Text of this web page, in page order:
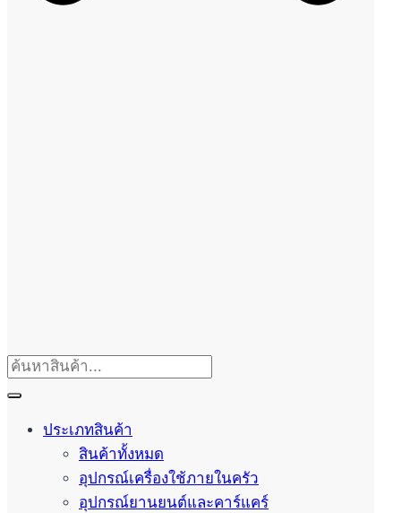
ประเภทสินค้า
สินค้าทั้งหมด
อุปกรณ์เครื่องใช้ภายในครัว
อุปกรณ์ยานยนต์และคาร์แคร์